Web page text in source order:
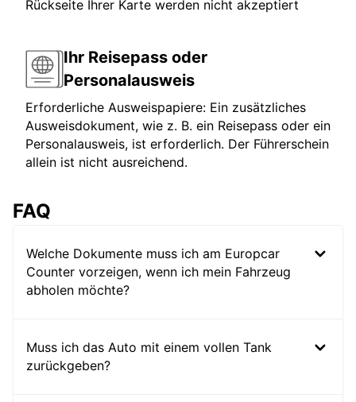
Rückseite Ihrer Karte werden nicht akzeptiert
Ihr Reisepass oder
Personalausweis
Erforderliche Ausweispapiere: Ein zusätzliches
Ausweisdokument, wie z. B. ein Reisepass oder ein
Personalausweis, ist erforderlich. Der Führerschein
allein ist nicht ausreichend.
FAQ
Welche Dokumente muss ich am Europcar
Counter vorzeigen, wenn ich mein Fahrzeug
abholen möchte?
Muss ich das Auto mit einem vollen Tank
zurückgeben?